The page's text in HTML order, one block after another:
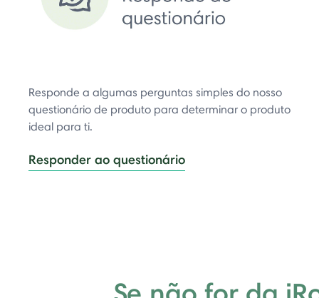
Responde a algumas perguntas simples do nosso
questionário de produto para determinar o produto
ideal para ti.
Responder ao questionário